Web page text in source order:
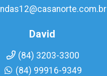
David
(84) 3203-3300
(84) 99916-9349